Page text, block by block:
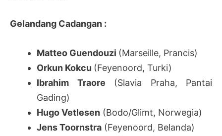
Gelandang Cadangan :
Matteo Guendouzi (Marseille, Prancis)
Orkun Kokcu (Feyenoord, Turki)
Ibrahim Traore (Slavia Praha, Pantai
Gading)
Hugo Vetlesen (Bodo/Glimt, Norwegia)
Jens Toornstra (Feyenoord, Belanda)